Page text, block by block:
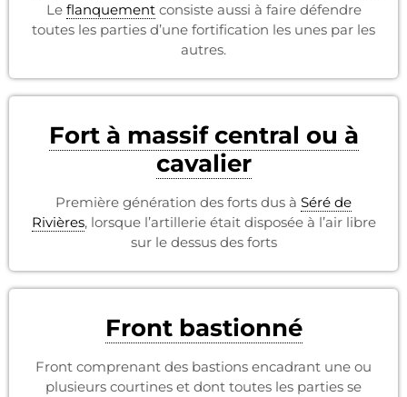
Le flanquementconsiste aussi à faire défendre
toutes les parties d’une fortification les unes par les
autres.
Fort à massif central ou à
cavalier
Première génération des forts dus à Séré de
Rivières, lorsque l’artillerie était disposée à l’air libre
sur le dessus des forts
Front bastionné
Front comprenant des bastions encadrant une ou
plusieurs courtines et dont toutes les parties se